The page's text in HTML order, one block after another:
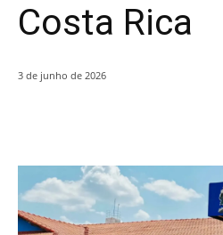
Costa Rica
3 de junho de 2026